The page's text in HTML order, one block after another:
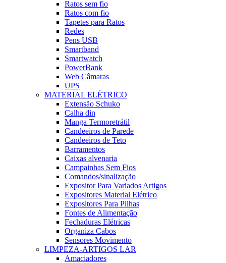
Ratos sem fio
Ratos com fio
Tapetes para Ratos
Redes
Pens USB
Smartband
Smartwatch
PowerBank
Web Câmaras
UPS
MATERIAL ELÉTRICO
Extensão Schuko
Calha din
Manga Termoretrátil
Candeeiros de Parede
Candeeiros de Teto
Barramentos
Caixas alvenaria
Campainhas Sem Fios
Comandos/sinalização
Expositor Para Variados Artigos
Expositores Material Elétrico
Expositores Para Pilhas
Fontes de Alimentação
Fechaduras Elétricas
Organiza Cabos
Sensores Movimento
LIMPEZA-ARTIGOS LAR
Amaciadores